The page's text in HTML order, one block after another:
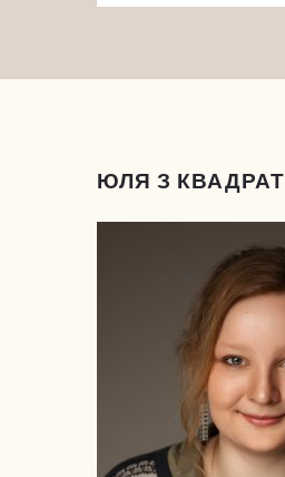
ЮЛЯ З КВАДРАТ